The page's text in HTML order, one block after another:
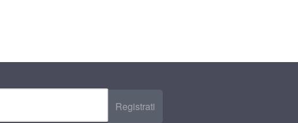
Registrati